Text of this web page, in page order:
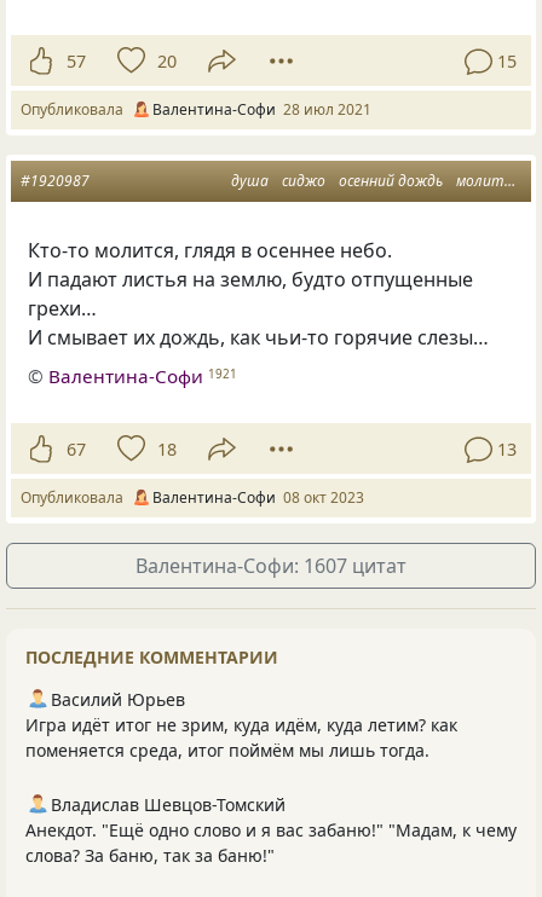
57 20 15
Опубликовала Валентина-Софи 28 июл 2021
душа сиджо осенний дождь молитва неба
#1920987
Кто-то молится, глядя в осеннее небо.
И падают листья на землю, будто отпущенные
грехи…
И смывает их дождь, как чьи-то горячие слезы…
© Валентина-Софи 1921
67 18 13
Опубликовала Валентина-Софи 08 окт 2023
Валентина-Софи: 1607 цитат
ПОСЛЕДНИЕ КОММЕНТАРИИ
Василий Юрьев
Игра идёт итог не зрим, куда идём, куда летим? как
поменяется среда, итог поймём мы лишь тогда.
Владислав Шевцов-Томский
Анекдот. "Ещё одно слово и я вас забаню!" "Мадам, к чему
слова? За баню, так за баню!"